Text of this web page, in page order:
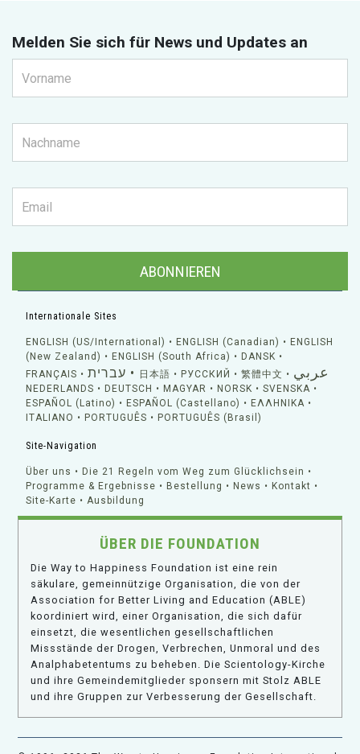
Melden Sie sich für News und Updates an
ABONNIEREN
Internationale Sites
ENGLISH (US/International) ENGLISH (Canadian)
ENGLISH
(New Zealand)
ENGLISH (South Africa)
DANSK
FRANÇAIS
עברית 日本語 РУССКИЙ 繁體中文 عربي
NEDERLANDS DEUTSCH MAGYAR NORSK
SVENSKA
ESPAÑOL (Latino)
ESPAÑOL (Castellano)
ΕΛΛΗΝΙΚA
ITALIANO
PORTUGUÊS PORTUGUÊS (Brasil)
Site-Navigation
Über uns
Die 21 Regeln vom Weg zum Glücklichsein
Programme & Ergebnisse
Bestellung News
Kontakt
Site-Karte
Ausbildung
ÜBER DIE FOUNDATION
Die Way to Happiness Foundation ist eine rein
säkulare, gemeinnützige Organisation, die von der
Association for Better Living and Education (ABLE)
koordiniert wird, einer Organisation, die sich dafür
einsetzt, die wesentlichen gesellschaftlichen
Missstände der Drogen, Verbrechen, Unmoral und des
Analphabetentums zu beheben. Die Scientology-Kirche
und ihre Gemeindemitglieder sponsern mit Stolz ABLE
und ihre Gruppen zur Verbesserung der Gesellschaft.